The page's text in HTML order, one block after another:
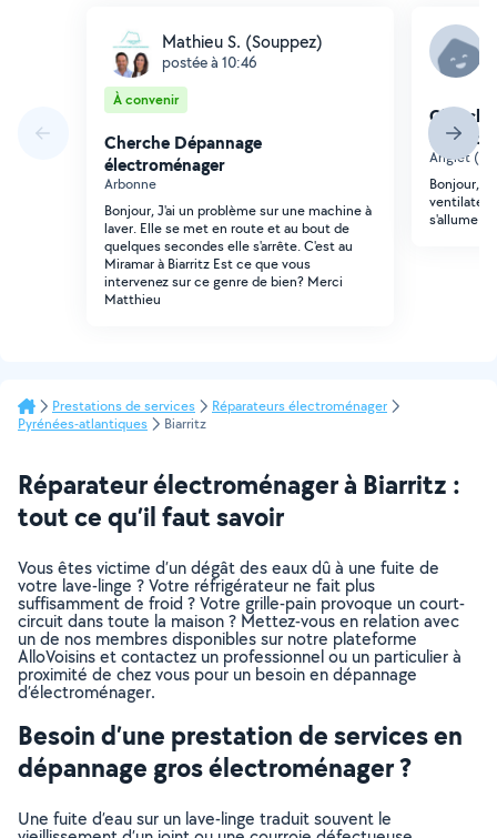
Mathieu S. (Souppez)
postée à 10:46
À convenir
Cherche Dépannage
électroménager
Arbonne
Bonjour, J'ai un problème sur une machine à
laver. Elle se met en route et au bout de
quelques secondes elle s'arrête. C'est au
Miramar à Biarritz Est ce que vous
intervenez sur ce genre de bien? Merci
Matthieu
Anglet
Bonjour,
s'allume
Prestations de services
Réparateurs électroménager
Pyrénées-atlantiques
Biarritz
Réparateur électroménager à Biarritz :
tout ce qu’il faut savoir
Vous êtes victime d’un dégât des eaux dû à une fuite de
votre lave-linge ? Votre réfrigérateur ne fait plus
suffisamment de froid ? Votre grille-pain provoque un court-
circuit dans toute la maison ? Mettez-vous en relation avec
un de nos membres disponibles sur notre plateforme
AlloVoisins et contactez un professionnel ou un particulier à
proximité de chez vous pour un besoin en dépannage
d’électroménager.
Besoin d’une prestation de services en
dépannage gros électroménager ?
Une fuite d’eau sur un lave-linge traduit souvent le